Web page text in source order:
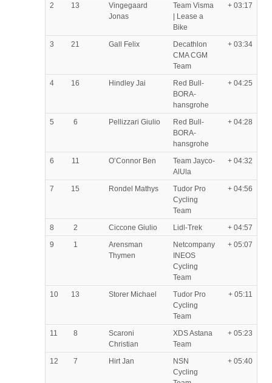
2 13
Vingegaard
Jonas
Team Visma
| Lease a
Bike
+ 03:17
3 21 Gall Felix
Decathlon
CMA CGM
Team
+ 03:34
4 16 Hindley Jai
Red Bull-
BORA-
hansgrohe
+ 04:25
5 6 Pellizzari Giulio
Red Bull-
BORA-
hansgrohe
+ 04:28
6 11 O’Connor Ben
Team Jayco-
AlUla
+ 04:32
7 15 Rondel Mathys
Tudor Pro
Cycling
Team
+ 04:56
8 2 Ciccone Giulio Lidl-Trek
+ 04:57
9
1
Arensman
Thymen
Netcompany
INEOS
Cycling
Team
+ 05:07
10 13 Storer Michael
Tudor Pro
Cycling
Team
+ 05:11
11 8
Scaroni
Christian
XDS Astana
Team
+ 05:23
12 7 Hirt Jan
NSN
Cycling
+ 05:40